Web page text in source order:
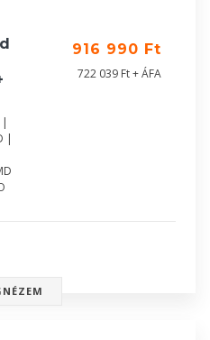
|
|
916 990 Ft
722 039 Ft + ÁFA